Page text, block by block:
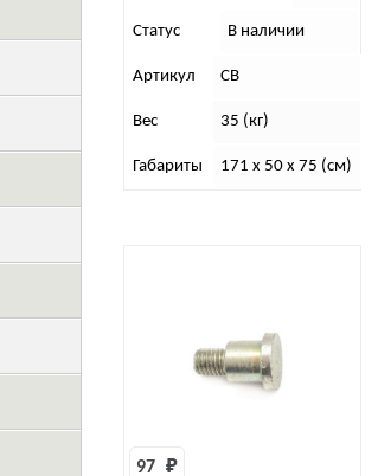
Статус В наличии
Артикул СВ
Вес 35 (кг)
Габариты 171 x 50 x 75 (см)
97 ₽